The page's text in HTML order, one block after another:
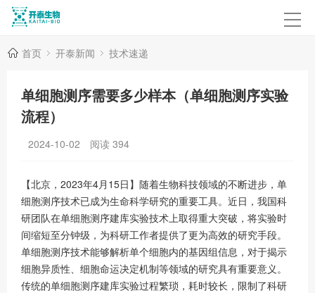
首页 开泰新闻 技术速递
单细胞测序需要多少样本（单细胞测序实验
流程）
2024-10-02 阅读 394
【北京，2023年4月15日】随着生物科技领域的不断进步，单
细胞测序技术已成为生命科学研究的重要工具。近日，我国科
研团队在单细胞测序建库实验技术上取得重大突破，将实验时
间缩短至分钟级，为科研工作者提供了更为高效的研究手段。
单细胞测序技术能够解析单个细胞内的基因组信息，对于揭示
细胞异质性、细胞命运决定机制等领域的研究具有重要意义。
传统的单细胞测序建库实验过程繁琐，耗时较长，限制了科研